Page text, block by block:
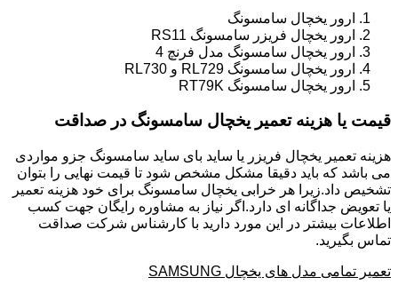
ارور یخچال سامسونگ
ارور یخچال فریزر سامسونگ RS11
ارور یخچال سامسونگ مدل فرنچ 4
ارور یخچال سامسونگ RL729 و RL730
ارور یخچال سامسونگ RT79K
قیمت یا هزینه تعمیر یخچال سامسونگ در صداقت
هزینه تعمیر یخچال فریزر یا ساید بای ساید سامسونگ جزو مواردی
می باشد که باید دقیقا مشکل مشخص شود تا قیمت نهایی را بتوان
تشخیص داد.زیرا هر خرابی یخچال سامسونگ برای خود هزینه تعمیر
یا تعویض جداگانه ای دارد.اگر نیاز به مشاوره رایگان جهت کسب
اطلاعات بیشتر در این مورد دارید با کارشناس شرکت صداقت
تماس بگیرید.
تعمیر تمامی مدل های یخچال SAMSUNG